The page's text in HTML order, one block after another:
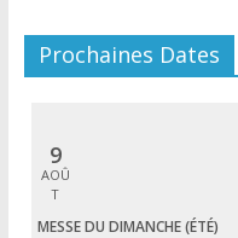
Prochaines Dates
9
AOÛ
T
MESSE DU DIMANCHE (ÉTÉ)